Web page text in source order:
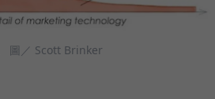
圖／ Scott Brinker